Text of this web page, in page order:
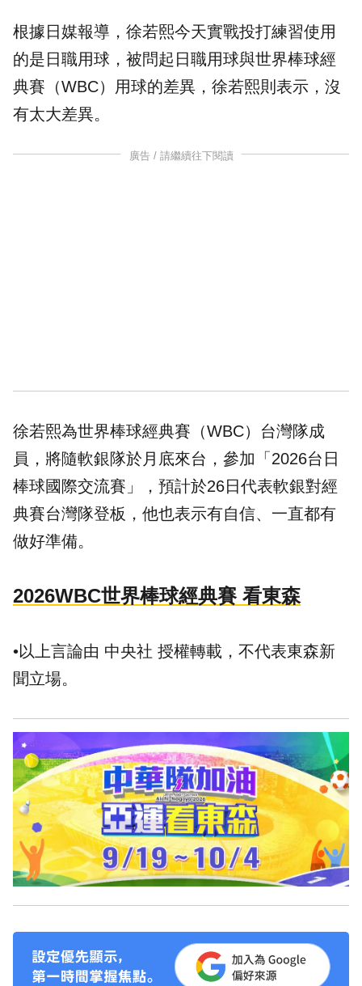
根據日媒報導，徐若熙今天實戰投打練習使用
的是日職用球，被問起日職用球與世界棒球經
典賽（WBC）用球的差異，徐若熙則表示，沒
有太大差異。
廣告 / 請繼續往下閱讀
徐若熙為世界棒球經典賽（WBC）台灣隊成
員，將隨軟銀隊於月底來台，參加「2026台日
棒球國際交流賽」，預計於26日代表軟銀對經
典賽台灣隊登板，他也表示有自信、一直都有
做好準備。
2026WBC世界棒球經典賽 看東森
•以上言論由 中央社 授權轉載，不代表東森新
聞立場。